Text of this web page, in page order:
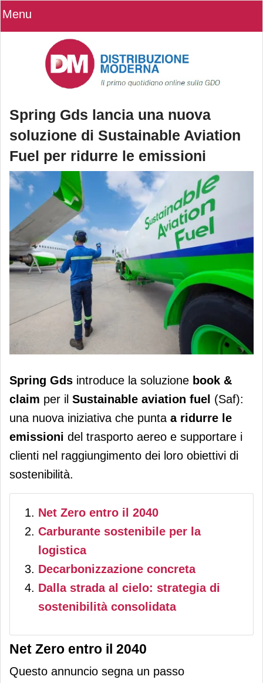
Menu
Spring Gds lancia una nuova
soluzione di Sustainable Aviation
Fuel per ridurre le emissioni
Spring Gds lancia una nuova
soluzione di Sustainable Aviation Fuel
per ridurre le emissioni
Spring Gds introduce la soluzione book &
claim per il Sustainable aviation fuel (Saf):
una nuova iniziativa che punta a ridurre le
emissioni del trasporto aereo e supportare i
clienti nel raggiungimento dei loro obiettivi di
sostenibilità.
Net Zero entro il 2040
Carburante sostenibile per la
logistica
Decarbonizzazione concreta
Dalla strada al cielo: strategia di
sostenibilità consolidata
Net Zero entro il 2040
Questo annuncio segna un passo